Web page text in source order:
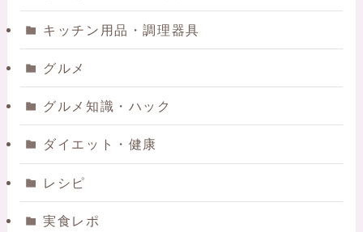
キッチン用品・調理器具
グルメ
グルメ知識・ハック
ダイエット・健康
レシピ
実食レポ